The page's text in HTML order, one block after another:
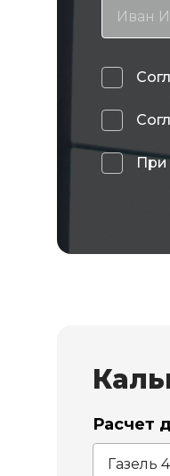
При
Расчет